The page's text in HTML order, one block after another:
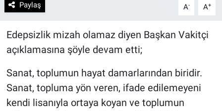
Paylaş A- A+
Edepsizlik mizah olamaz diyen Başkan Vakitçi
açıklamasına şöyle devam etti;
Sanat, toplumun hayat damarlarından biridir.
Sanat, topluma yön veren, ifade edilemeyeni
kendi lisanıyla ortaya koyan ve toplumun